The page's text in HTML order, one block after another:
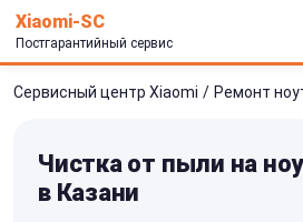
Xiaomi-SC
Постгарантийный сервис
Сервисный центр Xiaomi / Ремонт
Чистка от пыли на
в Казани